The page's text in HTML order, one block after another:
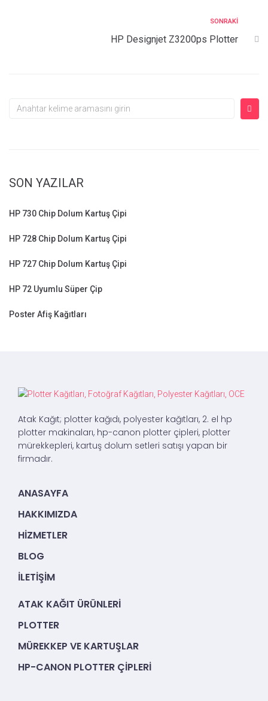
SONRAKI
HP Designjet Z3200ps Plotter
SON YAZILAR
HP 730 Chip Dolum Kartuş Çipi
HP 728 Chip Dolum Kartuş Çipi
HP 727 Chip Dolum Kartuş Çipi
HP 72 Uyumlu Süper Çip
Poster Afiş Kağıtları
Atak Kağıt; plotter kağıdı, polyester kağıtları, 2. el hp
plotter makinaları, hp-canon plotter çipleri, plotter
mürekkepleri, kartuş dolum setleri satışı yapan bir
firmadır.
ANASAYFA
HAKKIMIZDA
HIZMETLER
BLOG
İLETIŞIM
ATAK KAĞIT ÜRÜNLERI
PLOTTER
MÜREKKEP VE KARTUŞLAR
HP-CANON PLOTTER ÇIPLERI